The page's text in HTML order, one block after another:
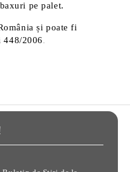
pe palet.
și poate fi
2006 .